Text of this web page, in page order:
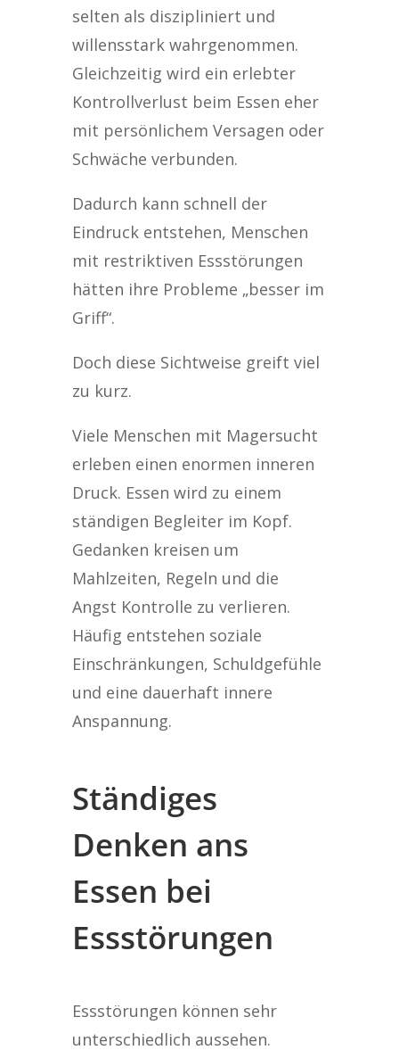
selten als diszipliniert und
willensstark wahrgenommen.
Gleichzeitig wird ein erlebter
Kontrollverlust beim Essen eher
mit persönlichem Versagen oder
Schwäche verbunden.
Dadurch kann schnell der
Eindruck entstehen, Menschen
mit restriktiven Essstörungen
hätten ihre Probleme „besser im
Griff“.
Doch diese Sichtweise greift viel
zu kurz.
Viele Menschen mit Magersucht
erleben einen enormen inneren
Druck. Essen wird zu einem
ständigen Begleiter im Kopf.
Gedanken kreisen um
Mahlzeiten, Regeln und die
Angst Kontrolle zu verlieren.
Häufig entstehen soziale
Einschränkungen, Schuldgefühle
und eine dauerhaft innere
Anspannung.
Ständiges
Denken ans
Essen bei
Essstörungen
Essstörungen können sehr
unterschiedlich aussehen.